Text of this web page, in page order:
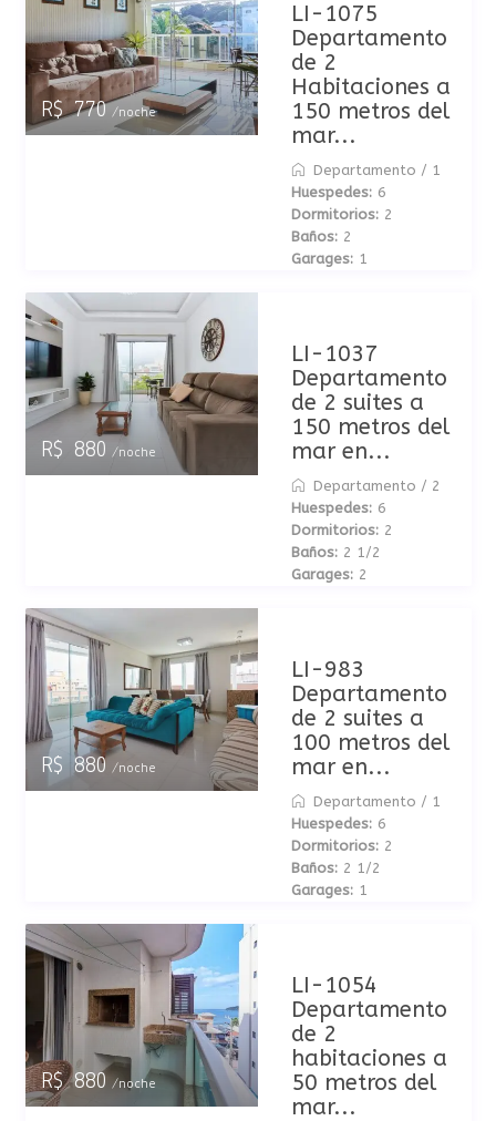
R$ 770/noche
LI-1075
Departamento
de 2
Habitaciones a
150 metros del
mar...
Departamento / 1
Huespedes: 6
Dormitorios: 2
Baños: 2
Garages: 1
R$ 880/noche
LI-1037
Departamento
de 2 suites a
150 metros del
mar en...
Departamento / 2
Huespedes: 6
Dormitorios: 2
Baños: 2 1/2
Garages: 2
R$ 880/noche
LI-983
Departamento
de 2 suites a
100 metros del
mar en...
Departamento / 1
Huespedes: 6
Dormitorios: 2
Baños: 2 1/2
Garages: 1
R$ 880/noche
LI-1054
Departamento
de 2
habitaciones a
50 metros del
mar...